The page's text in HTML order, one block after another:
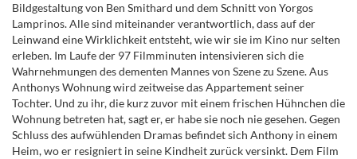
Bildgestaltung von Ben Smithard und dem Schnitt von Yorgos
Lamprinos. Alle sind miteinander verantwortlich, dass auf der
Leinwand eine Wirklichkeit entsteht, wie wir sie im Kino nur selten
erleben. Im Laufe der 97 Filmminuten intensivieren sich die
Wahrnehmungen des dementen Mannes von Szene zu Szene. Aus
Anthonys Wohnung wird zeitweise das Appartement seiner
Tochter. Und zu ihr, die kurz zuvor mit einem frischen Hühnchen die
Wohnung betreten hat, sagt er, er habe sie noch nie gesehen. Gegen
Schluss des aufwühlenden Dramas befindet sich Anthony in einem
Heim, wo er resigniert in seine Kindheit zurück versinkt. Dem Film